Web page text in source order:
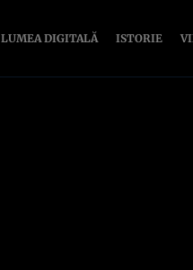
LUMEA DIGITALĂ ISTORIE